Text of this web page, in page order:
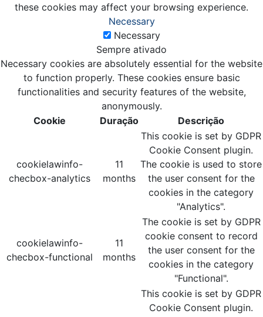
these cookies may affect your browsing experience.
Necessary
Necessary
Sempre ativado
Necessary cookies are absolutely essential for the website
to function properly. These cookies ensure basic
functionalities and security features of the website,
anonymously.
Cookie
Duração Descrição
cookielawinfo-
checbox-analytics
11
months
This cookie is set by GDPR
Cookie Consent plugin.
The cookie is used to store
the user consent for the
cookies in the category
"Analytics".
cookielawinfo-
checbox-functional
11
months
The cookie is set by GDPR
cookie consent to record
the user consent for the
cookies in the category
"Functional".
This cookie is set by GDPR
Cookie Consent plugin.